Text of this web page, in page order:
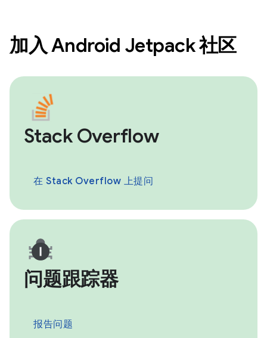
加入 Android Jetpack 社区
Stack Overflow
在 Stack Overflow 上提问
问题跟踪器
报告问题